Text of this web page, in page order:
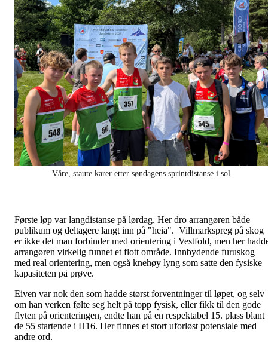
Våre, staute karer etter søndagens sprintdistanse i sol.
Første løp var langdistanse på lørdag. Her dro arrangøren både
publikum og deltagere langt inn på "heia". Villmarkspreg på skog
er ikke det man forbinder med orientering i Vestfold, men her
arrangøren virkelig funnet et flott område. Innbydende furuskog
med real orientering, men også knehøy lyng som satte den fysiske
kapasiteten på prøve.
Eiven var nok den som hadde størst forventninger til løpet, og selv
om han verken følte seg helt på topp fysisk, eller fikk til den gode
flyten på orienteringen, endte han på en respektabel 15. plass blant
de 55 startende i H16. Her finnes et stort uforløst potensiale med
andre ord.